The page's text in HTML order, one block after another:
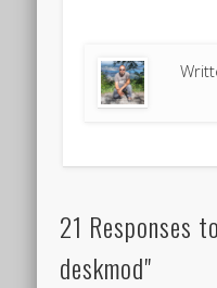
21 Responses
deskmod"